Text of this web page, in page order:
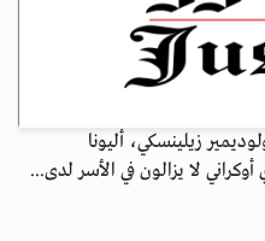
زيلينسكي، أليونا